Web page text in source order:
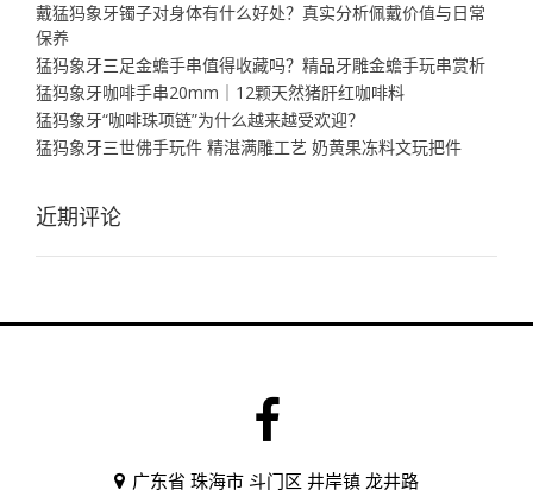
戴猛犸象牙镯子对身体有什么好处？真实分析佩戴价值与日常
保养
猛犸象牙三足金蟾手串值得收藏吗？精品牙雕金蟾手玩串赏析
猛犸象牙咖啡手串20mm｜12颗天然猪肝红咖啡料
猛犸象牙“咖啡珠项链”为什么越来越受欢迎？
猛犸象牙三世佛手玩件 精湛满雕工艺 奶黄果冻料文玩把件
近期评论
广东省 珠海市 斗门区 井岸镇 龙井路